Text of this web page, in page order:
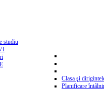
studiu
Clasa şi
Planificare